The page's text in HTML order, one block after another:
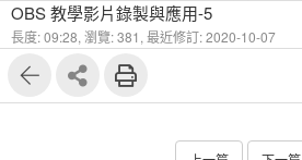
OBS 教學影片錄製與應用-5
長度: 09:28, 瀏覽: 381, 最近修訂: 2020-10-07